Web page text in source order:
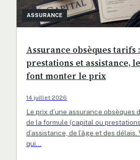
ASSURANCE
Assurance obsèques tarifs
prestations et assistance,
font monter le prix
14 juillet 2026
Le prix d’une assurance obsèques
de la formule (capital ou
d’assistance, de l’âge et des
qui…